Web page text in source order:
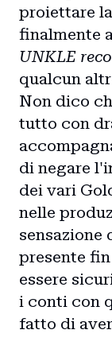
proiettare
finalmente
UNKLE
qualcun
Non dico
tutto con
di negare
dei vari
nelle
sensazione
presente
essere
i conti con
fatto di